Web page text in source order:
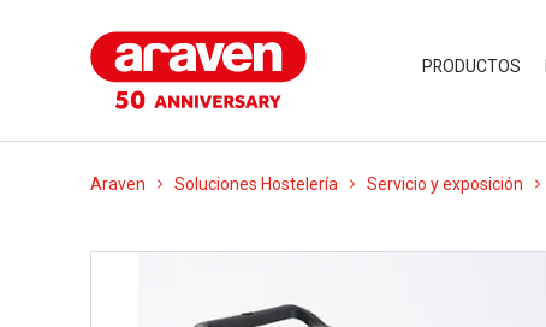
PRODUCTOS
Araven Soluciones Hostelería Servicio y exposición